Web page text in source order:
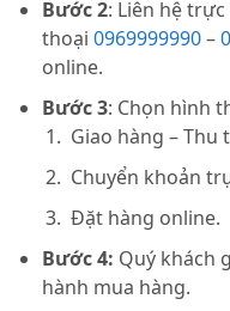
Bước 2: Liên hệ
thoại 0969999990–
online.
Bước 3: Chọn hình
Giao hàng – Thu
Chuyển khoản
Đặt hàng online.
Bước 4: Quý khách
hành mua hàng.